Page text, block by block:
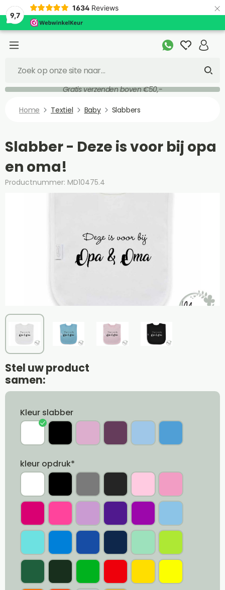
9,7
1634 Reviews ×
Gratis verzenden boven €50,-
Home Textiel Baby Slabbers
Slabber - Deze is voor bij opa
en oma!
Productnummer: MD10475.4
Stel uw product
samen:
Kleur slabber
kleur opdruk*